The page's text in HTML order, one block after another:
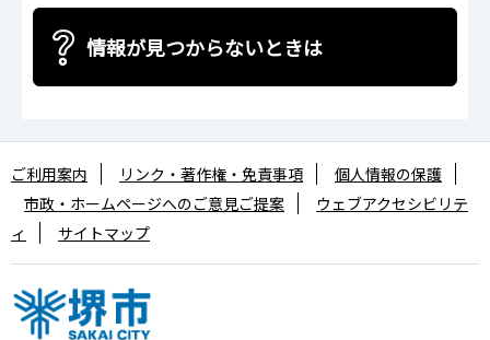
情報が見つからないときは
ご利用案内 リンク・著作権・免責事項
個人情報の保護
市政・ホームページへのご意見ご提案
ウェブアクセシビリテ
ィ
サイトマップ